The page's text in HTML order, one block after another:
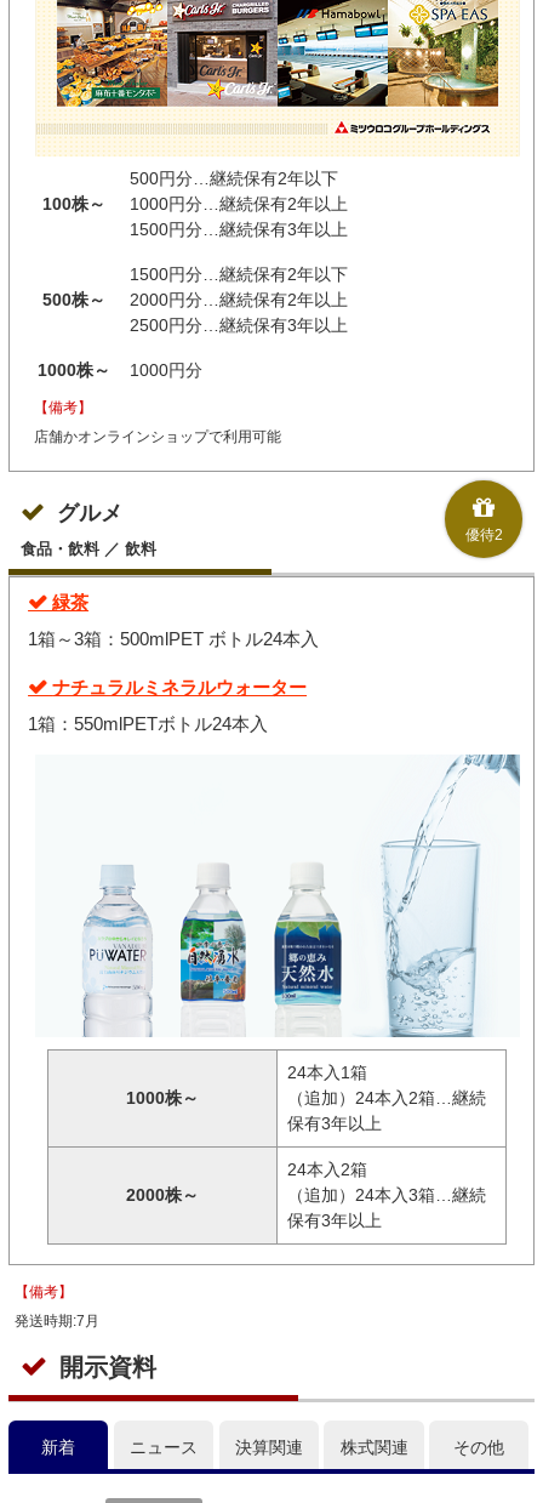
100株～
500円分…継続保有2年以下
1000円分…継続保有2年以上
1500円分…継続保有3年以上
500株～
1500円分…継続保有2年以下
2000円分…継続保有2年以上
2500円分…継続保有3年以上
1000株～ 1000円分
【備考】
店舗かオンラインショップで利用可能
優待2
グルメ
食品・飲料 ／ 飲料
緑茶
1箱～3箱：500mlPET ボトル24本入
ナチュラルミネラルウォーター
1箱：550mlPETボトル24本入
1000株～
24本入1箱
（追加）24本入2箱…継続
保有3年以上
2000株～
24本入2箱
（追加）24本入3箱…継続
保有3年以上
【備考】
発送時期:7月
開示資料
新着 ニュース 決算関連 株式関連 その他